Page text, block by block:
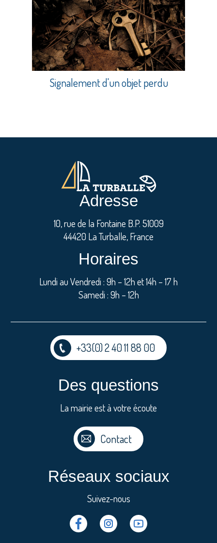
Signalement d'un objet perdu
Adresse
10, rue de la Fontaine B.P. 51009
44420 La Turballe, France
Horaires
Lundi au Vendredi : 9h – 12h et 14h – 17 h
Samedi : 9h – 12h
+33(0) 2 40 11 88 00
Des questions
La mairie est à votre écoute
Contact
Réseaux sociaux
Suivez-nous
Facebook Instragram